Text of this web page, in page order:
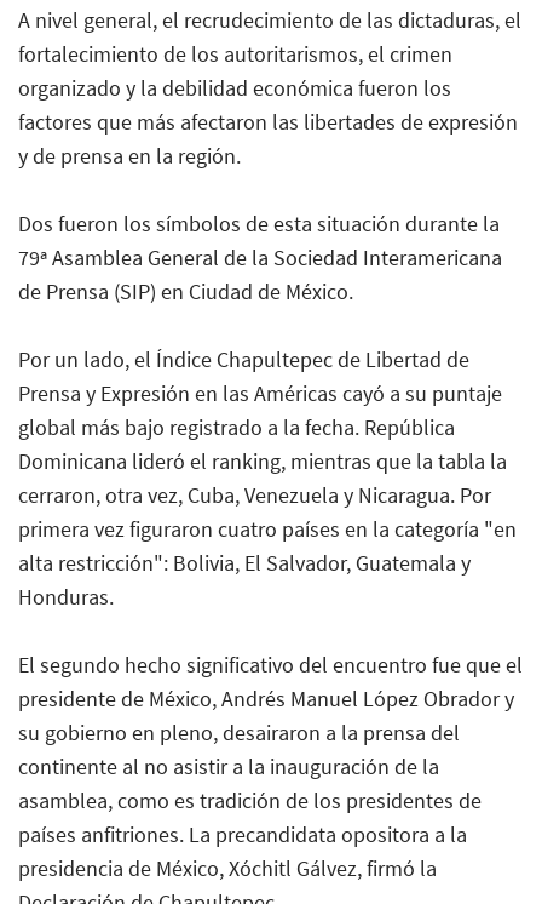
A nivel general, el recrudecimiento de las dictaduras, el
fortalecimiento de los autoritarismos, el crimen
organizado y la debilidad económica fueron los
factores que más afectaron las libertades de expresión
y de prensa en la región.
Dos fueron los símbolos de esta situación durante la
79ª Asamblea General de la Sociedad Interamericana
de Prensa (SIP) en Ciudad de México.
Por un lado, el Índice Chapultepec de Libertad de
Prensa y Expresión en las Américas cayó a su puntaje
global más bajo registrado a la fecha. República
Dominicana lideró el ranking, mientras que la tabla la
cerraron, otra vez, Cuba, Venezuela y Nicaragua. Por
primera vez figuraron cuatro países en la categoría "en
alta restricción": Bolivia, El Salvador, Guatemala y
Honduras.
El segundo hecho significativo del encuentro fue que el
presidente de México, Andrés Manuel López Obrador y
su gobierno en pleno, desairaron a la prensa del
continente al no asistir a la inauguración de la
asamblea, como es tradición de los presidentes de
países anfitriones. La precandidata opositora a la
presidencia de México, Xóchitl Gálvez, firmó la